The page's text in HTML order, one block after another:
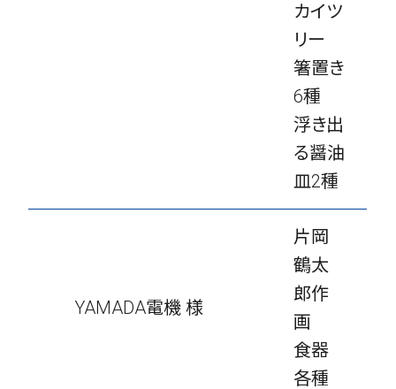
カイツ
リー
箸置き
6種
浮き出
る醤油
皿2種
YAMADA電機 様
片岡
鶴太
郎作
画
食器
各種